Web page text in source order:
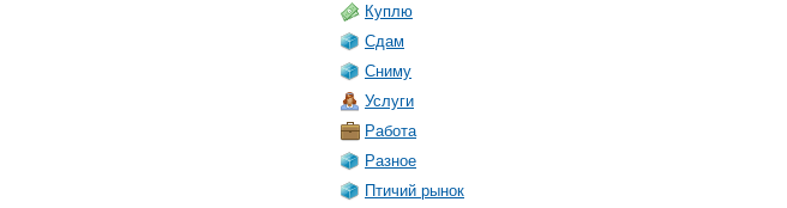
Куплю
Сдам
Сниму
Услуги
Работа
Разное
Птичий рынок